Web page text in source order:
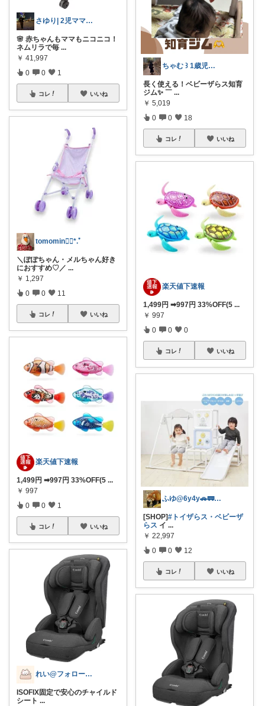
さゆり| 2児ママお買い物メモ🧸
🌸 赤ちゃんもママもニコニコ！
ネムリラで毎 ...
￥ 41,997
0 0 1
コレ いいね
tomomin❁⃘*.ﾟ
＼ぽぽちゃん・メルちゃん好き
におすすめ♡／ ...
￥ 1,297
0 0 11
コレ いいね
楽天値下速報
1,499円 ➡997円 33%OFF(5 ...
￥ 997
0 0 1
コレ いいね
れい@フォロー＆経由購入感謝です♪
ISOFIX固定で安心のチャイルド
シート ...
ちゃむ ꒱ 1歳児ママのオススメ育児用品
長く使える！ベビーザらス知育
ジム✨️ ￣ ...
￥ 5,019
0 0 18
コレ いいね
楽天値下速報
1,499円 ➡997円 33%OFF(5 ...
￥ 997
0 0 0
コレ いいね
ふゆ@6y4y🚗🚃コレ歓迎🍀
[SHOP]#トイザらス・ベビーザ
らス イ ...
￥ 22,997
0 0 12
コレ いいね